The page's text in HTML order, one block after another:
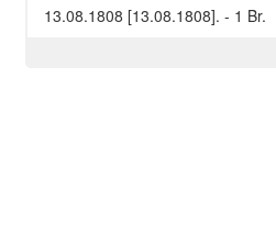
13.08.1808 [13.08.1808]. - 1 Br.